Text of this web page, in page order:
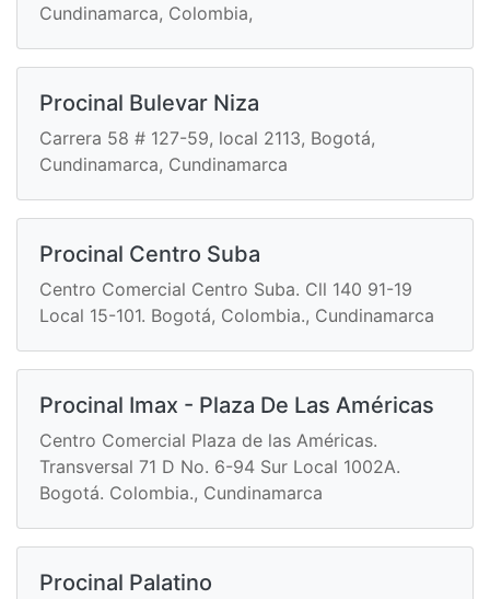
Cundinamarca, Colombia,
Procinal Bulevar Niza
Carrera 58 # 127-59, local 2113, Bogotá,
Cundinamarca, Cundinamarca
Procinal Centro Suba
Centro Comercial Centro Suba. Cll 140 91-19
Local 15-101. Bogotá, Colombia., Cundinamarca
Procinal Imax - Plaza De Las Américas
Centro Comercial Plaza de las Américas.
Transversal 71 D No. 6-94 Sur Local 1002A.
Bogotá. Colombia., Cundinamarca
Procinal Palatino